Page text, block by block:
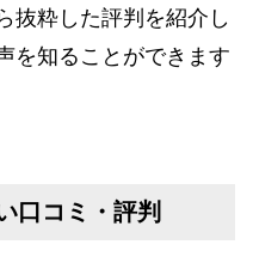
抜粋した評判を紹介し
を知ることができます
口コミ・評判